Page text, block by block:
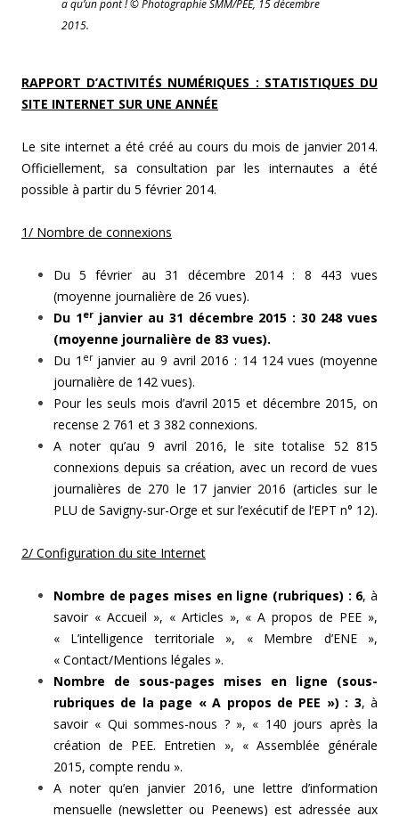
a qu’un pont ! © Photographie SMM/PEE, 15 décembre
2015.
RAPPORT D’ACTIVITÉS NUMÉRIQUES : STATISTIQUES DU
SITE INTERNET SUR UNE ANNÉE
Le site internet a été créé au cours du mois de janvier 2014.
Officiellement, sa consultation par les internautes a été
possible à partir du 5 février 2014.
1/ Nombre de connexions
Du 5 février au 31 décembre 2014 : 8 443 vues
(moyenne journalière de 26 vues).
Du 1erjanvier au 31 décembre 2015 : 30 248 vues
(moyenne journalière de 83 vues).
Du 1 erjanvier au 9 avril 2016 : 14 124 vues (moyenne
journalière de 142 vues).
Pour les seuls mois d’avril 2015 et décembre 2015, on
recense 2 761 et 3 382 connexions.
A noter qu’au 9 avril 2016, le site totalise 52 815
connexions depuis sa création, avec un record de vues
journalières de 270 le 17 janvier 2016 (articles sur le
PLU de Savigny-sur-Orge et sur l’exécutif de l’EPT n° 12).
2/ Configuration du site Internet
Nombre de pages mises en ligne (rubriques) : 6, à
savoir « Accueil », « Articles », « A propos de PEE »,
« L’intelligence territoriale », « Membre d’ENE »,
« Contact/Mentions légales ».
Nombre de sous-pages mises en ligne (sous-
rubriques de la page « A propos de PEE ») : 3, à
savoir « Qui sommes-nous ? », « 140 jours après la
création de PEE. Entretien », « Assemblée générale
2015, compte rendu ».
A noter qu’en janvier 2016, une lettre d’information
mensuelle (newsletter ou Peenews) est adressée aux